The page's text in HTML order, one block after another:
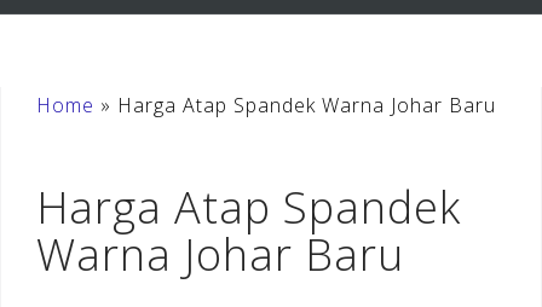
Home » Harga Atap Spandek Warna Johar Baru
Harga Atap Spandek
Warna Johar Baru